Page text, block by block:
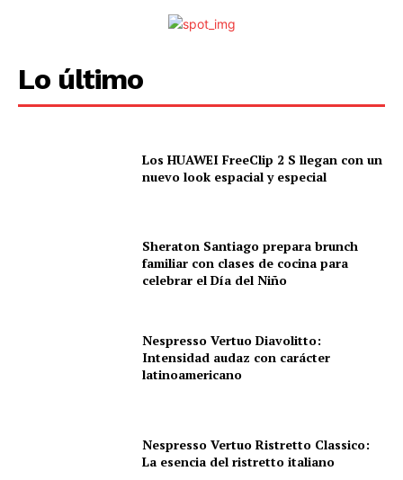
Lo último
Los HUAWEI FreeClip 2 S llegan con un
nuevo look espacial y especial
Sheraton Santiago prepara brunch
familiar con clases de cocina para
celebrar el Día del Niño
Nespresso Vertuo Diavolitto:
Intensidad audaz con carácter
latinoamericano
Nespresso Vertuo Ristretto Classico:
La esencia del ristretto italiano